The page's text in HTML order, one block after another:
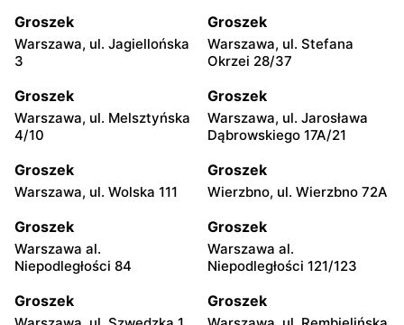
Groszek
Warszawa, ul. Jagiellońska
3
Groszek
Warszawa, ul. Stefana
Okrzei 28/37
Groszek
Warszawa, ul. Melsztyńska
4/10
Groszek
Warszawa, ul. Jarosława
Dąbrowskiego 17A/21
Groszek
Warszawa, ul. Wolska 111
Groszek
Wierzbno, ul. Wierzbno 72A
Groszek
Warszawa al.
Niepodległości 84
Groszek
Warszawa al.
Niepodległości 121/123
Groszek Groszek